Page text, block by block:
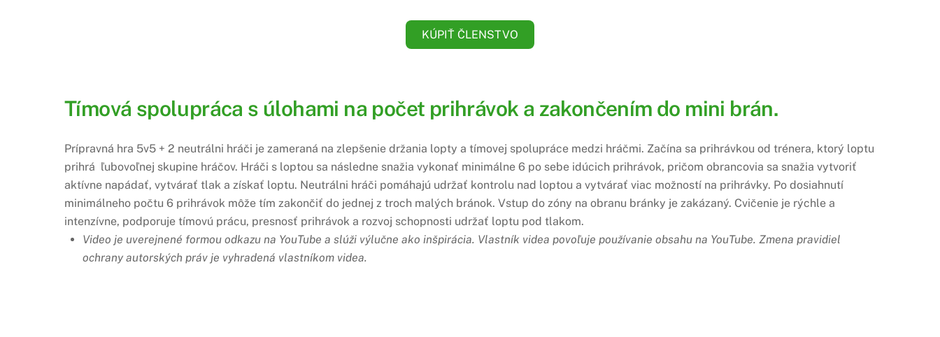
KÚPIŤ ČLENSTVO
Tímová spolupráca s úlohami na počet prihrávok a zakončením do mini brán.
Prípravná hra 5v5 + 2 neutrálni hráči je zameraná na zlepšenie držania lopty a tímovej spolupráce medzi hráčmi. Začína sa prihrávkou od trénera, ktorý loptu
prihrá ľubovoľnej skupine hráčov. Hráči s loptou sa následne snažia vykonať minimálne 6 po sebe idúcich prihrávok, pričom obrancovia sa snažia vytvoriť
aktívne napádať, vytvárať tlak a získať loptu. Neutrálni hráči pomáhajú udržať kontrolu nad loptou a vytvárať viac možností na prihrávky. Po dosiahnutí
minimálneho počtu 6 prihrávok môže tím zakončiť do jednej z troch malých bránok. Vstup do zóny na obranu bránky je zakázaný. Cvičenie je rýchle a
intenzívne, podporuje tímovú prácu, presnosť prihrávok a rozvoj schopnosti udržať loptu pod tlakom.
Video je uverejnené formou odkazu na YouTube a slúži výlučne ako inšpirácia. Vlastník videa povoľuje používanie obsahu na YouTube. Zmena pravidiel
ochrany autorských práv je vyhradená vlastníkom videa.